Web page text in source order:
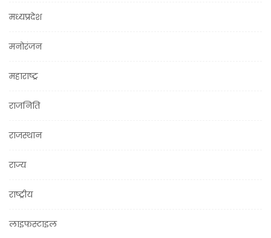
मध्यप्रदेश
मनोरंजन
महाराष्ट्र
राजनिति
राजस्थान
राज्य
राष्ट्रीय
लाइफस्टाइल